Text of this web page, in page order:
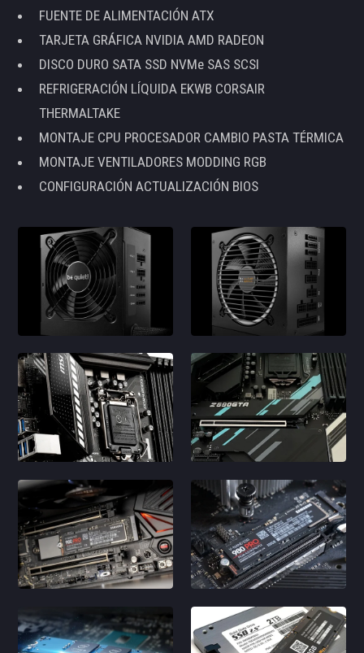
FUENTE DE ALIMENTACIÓN ATX
TARJETA GRÁFICA NVIDIA AMD RADEON
DISCO DURO SATA SSD NVMe SAS SCSI
REFRIGERACIÓN LÍQUIDA EKWB CORSAIR
THERMALTAKE
MONTAJE CPU PROCESADOR CAMBIO PASTA TÉRMICA
MONTAJE VENTILADORES MODDING RGB
CONFIGURACIÓN ACTUALIZACIÓN BIOS